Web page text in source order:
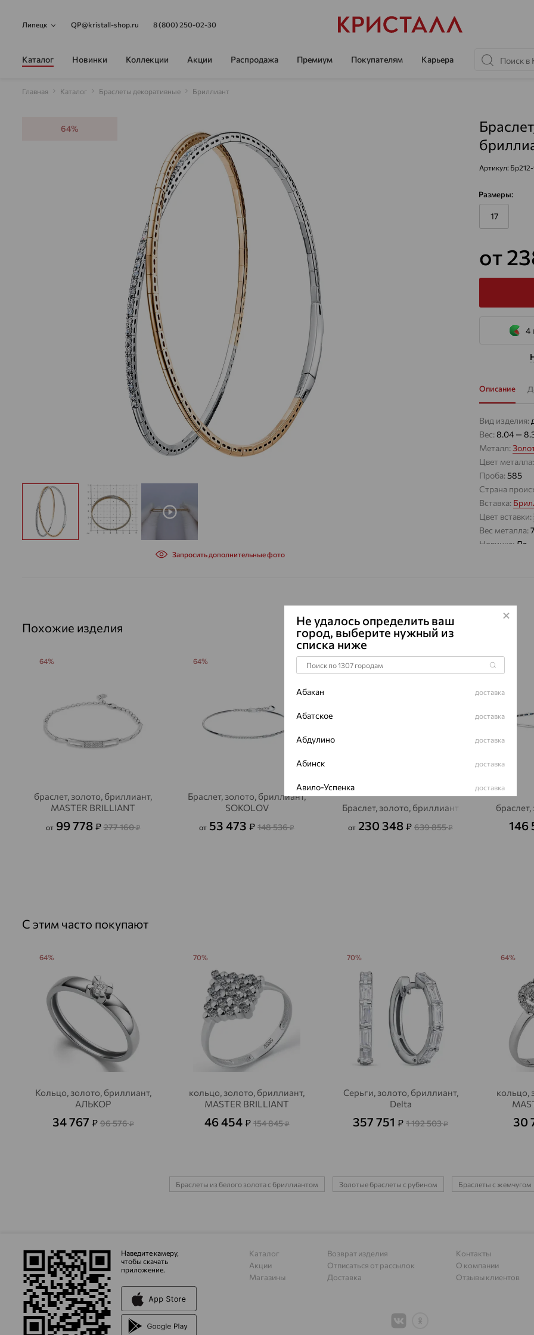
Липецк QP@kristall-shop.ru 8 (800) 250-02-30
Каталог Новинки Коллекции Акции Распродажа Премиум Покупателям Карьера
Главная Каталог Браслеты декоративные Бриллиант
64%
Запросить дополнительные фото
Артикул:
Размеры:
17
от
4
Описание
Вид изделия:
Вес:8.04 —
Металл:
Цвет металла:
Проба:585
Страна
Вставка:
Цвет вставки:
Вес металла:
Новинка: Да
ГРАНЕЙ
ЧИСТОТА
Сертификаты
Похожие изделия
браслет, золото, бриллиант,
MASTER BRILLIANT
от 99 778 ₽ 277 160₽
64%
Браслет, золото, бриллиант,
SOKOLOV
от 53 473 ₽ 148 536₽
64%
Браслет, золото, бриллиант
от 230 348 ₽ 639 855₽
64%
146
С этим часто покупают
Кольцо, золото, бриллиант,
АЛЬКОР
34 767 ₽ 96 576₽
64%
кольцо, золото, бриллиант,
MASTER BRILLIANT
46 454 ₽ 154 845₽
70%
Серьги, золото, бриллиант,
Delta
357 751 ₽ 1 192 503₽
70%
кольцо,
30
64%
Браслеты из белого золота с бриллиантом Золотые браслеты с рубином Браслеты с жемчугом
Наведите камеру,
чтобы скачать
приложение.
Каталог
Акции
Магазины
Возврат изделия
Отписаться от рассылок
Доставка
Контакты
О компании
Отзывы клиентов
Не удалось определить ваш
город, выберите нужный из
списка ниже
Абакан доставка
Абатское доставка
Абдулино доставка
Абинск доставка
Авило-Успенка доставка
доставка
доставка
Актюбинский, Азнакаевский район
Алапаевск доставка
Алейск доставка
Алексеево-Лозовское доставка